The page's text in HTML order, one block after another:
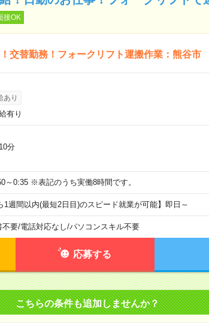
接OK
交替勤務！フォークリフト運搬作業：熊谷市
あり
有り
分
～0:35 ※表記のうち実働8時間です。
1週間以内(最短2日目)のスピード就業が可能】即日～
不要/電話対応なし/パソコンスキル不要
応募する
こちらの条件も追加しませんか？